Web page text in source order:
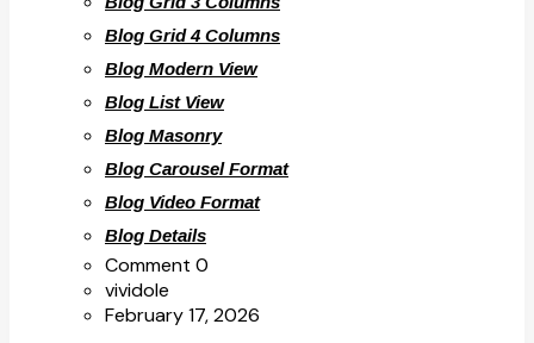
Blog Grid 4 Columns
Blog Modern View
Blog List View
Blog Masonry
Blog Carousel Format
Blog Video Format
Blog Details
Comment 0
vividole
February 17, 2026